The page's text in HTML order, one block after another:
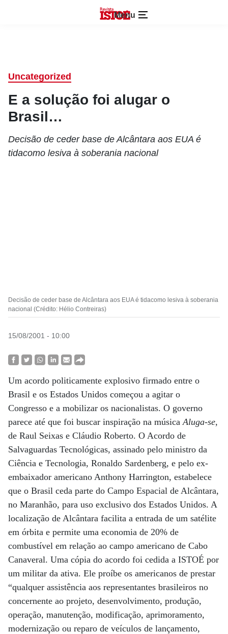
Menu
Uncategorized
E a solução foi alugar o
Brasil…
Decisão de ceder base de Alcântara aos EUA é
tidacomo lesiva à soberania nacional
Decisão de ceder base de Alcântara aos EUA é tidacomo lesiva à soberania
nacional (Crédito: Hélio Contreiras)
15/08/2001 - 10:00
Um acordo politicamente explosivo firmado entre o
Brasil e os Estados Unidos começou a agitar o
Congresso e a mobilizar os nacionalistas. O governo
parece até que foi buscar inspiração na músicaAluga-se,
de Raul Seixas e Cláudio Roberto. O Acordo de
Salvaguardas Tecnológicas, assinado pelo ministro da
Ciência e Tecnologia, Ronaldo Sardenberg, e pelo ex-
embaixador americano Anthony Harrington, estabelece
que o Brasil ceda parte do Campo Espacial de Alcântara,
no Maranhão, para uso exclusivo dos Estados Unidos. A
localização de Alcântara facilita a entrada de um satélite
em órbita e permite uma economia de 20% de
combustível em relação ao campo americano de Cabo
Canaveral. Uma cópia do acordo foi cedida a ISTOÉ por
um militar da ativa. Ele proíbe os americanos de prestar
“qualquer assistência aos representantes brasileiros no
concernente ao projeto, desenvolvimento, produção,
operação, manutenção, modificação, aprimoramento,
modernização ou reparo de veículos de lançamento,